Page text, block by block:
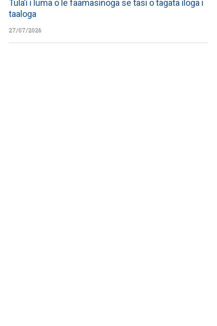
Tula’i i luma o le faamasinoga se tasi o tagata iloga i
taaloga
27/07/2026